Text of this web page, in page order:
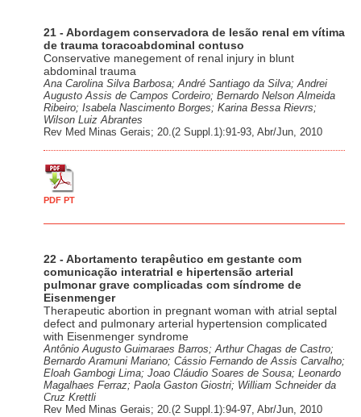
21 - Abordagem conservadora de lesão renal em vítima
de trauma toracoabdominal contuso
Conservative manegement of renal injury in blunt
abdominal trauma
Ana Carolina Silva Barbosa; André Santiago da Silva; Andrei
Augusto Assis de Campos Cordeiro; Bernardo Nelson Almeida
Ribeiro; Isabela Nascimento Borges; Karina Bessa Rievrs;
Wilson Luiz Abrantes
Rev Med Minas Gerais; 20.(2 Suppl.1):91-93, Abr/Jun, 2010
PDF PT
22 - Abortamento terapêutico em gestante com
comunicação interatrial e hipertensão arterial
pulmonar grave complicadas com síndrome de
Eisenmenger
Therapeutic abortion in pregnant woman with atrial septal
defect and pulmonary arterial hypertension complicated
with Eisenmenger syndrome
Antônio Augusto Guimaraes Barros; Arthur Chagas de Castro;
Bernardo Aramuni Mariano; Cássio Fernando de Assis Carvalho;
Eloah Gambogi Lima; Joao Cláudio Soares de Sousa; Leonardo
Magalhaes Ferraz; Paola Gaston Giostri; William Schneider da
Cruz Krettli
Rev Med Minas Gerais; 20.(2 Suppl.1):94-97, Abr/Jun, 2010